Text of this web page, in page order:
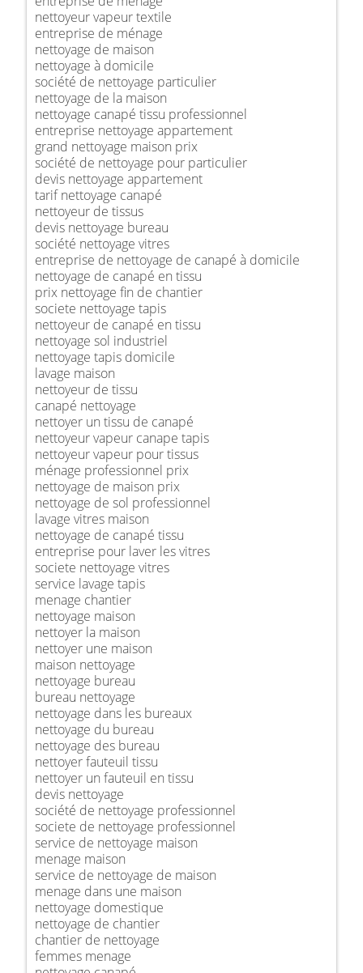
nettoyeur vapeur textile
entreprise de ménage
nettoyage de maison
nettoyage à domicile
société de nettoyage particulier
nettoyage de la maison
nettoyage canapé tissu professionnel
entreprise nettoyage appartement
grand nettoyage maison prix
société de nettoyage pour particulier
devis nettoyage appartement
tarif nettoyage canapé
nettoyeur de tissus
devis nettoyage bureau
société nettoyage vitres
entreprise de nettoyage de canapé à domicile
nettoyage de canapé en tissu
prix nettoyage fin de chantier
societe nettoyage tapis
nettoyeur de canapé en tissu
nettoyage sol industriel
nettoyage tapis domicile
lavage maison
nettoyeur de tissu
canapé nettoyage
nettoyer un tissu de canapé
nettoyeur vapeur canape tapis
nettoyeur vapeur pour tissus
ménage professionnel prix
nettoyage de maison prix
nettoyage de sol professionnel
lavage vitres maison
nettoyage de canapé tissu
entreprise pour laver les vitres
societe nettoyage vitres
service lavage tapis
menage chantier
nettoyage maison
nettoyer la maison
nettoyer une maison
maison nettoyage
nettoyage bureau
bureau nettoyage
nettoyage dans les bureaux
nettoyage du bureau
nettoyage des bureau
nettoyer fauteuil tissu
nettoyer un fauteuil en tissu
devis nettoyage
société de nettoyage professionnel
societe de nettoyage professionnel
service de nettoyage maison
menage maison
service de nettoyage de maison
menage dans une maison
nettoyage domestique
nettoyage de chantier
chantier de nettoyage
femmes menage